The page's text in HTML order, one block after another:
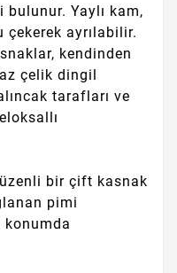
bulunur. Yaylı kam,
çekerek ayrılabilir.
kendinden
çelik dingil
tarafları ve
bir çift kasnak
pimi
konumda